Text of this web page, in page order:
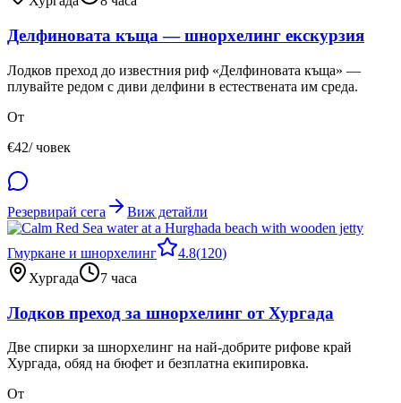
Делфиновата къща — шнорхелинг екскурзия
Лодков преход до известния риф «Делфиновата къща» —
плувайте редом с диви делфини в естествената им среда.
От
€42/ човек
Резервирай сега Виж детайли
Гмуркане и шнорхелинг 4.8(120)
Хургада
7 часа
Лодков преход за шнорхелинг от Хургада
Две спирки за шнорхелинг на най-добрите рифове край
Хургада, обяд на бюфет и безплатна екипировка.
От